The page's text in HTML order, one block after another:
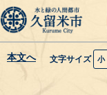
本文へ 文字サイズ 小
暮らし・届出